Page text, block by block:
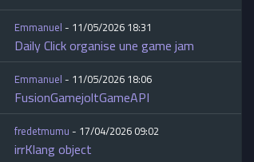
Emmanuel- 11/05/2026 18:31
Daily Click organise une game jam
Emmanuel- 11/05/2026 18:06
FusionGamejoltGameAPI
fredetmumu- 17/04/2026 09:02
irrKlang object